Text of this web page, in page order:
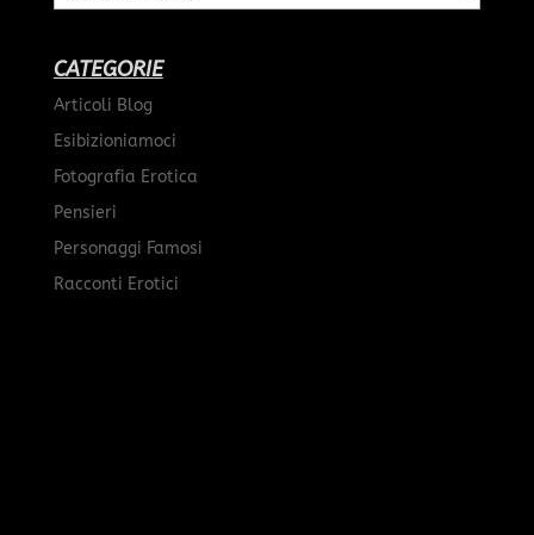
CATEGORIE
Articoli Blog
Esibizioniamoci
Fotografia Erotica
Pensieri
Personaggi Famosi
Racconti Erotici